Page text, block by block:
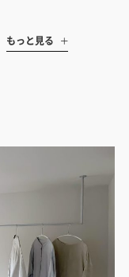
もっと見る